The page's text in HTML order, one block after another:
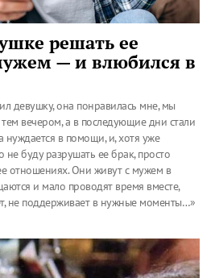
решать ее
— и влюбился в
девушку, она понравилась мне, мы
вечером, а в последующие дни стали
нуждается в помощи, и, хотя уже
не буду разрушать ее брак, просто
отношениях. Они живут с мужем в
и мало проводят время вместе,
не поддерживает в нужные моменты…»